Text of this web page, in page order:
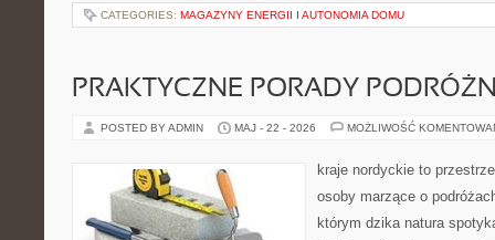
CATEGORIES: MAGAZYNY ENERGII I AUTONOMIA DOMU
PRAKTYCZNE PORADY
POSTED BY ADMIN MAJ - 22 - 2026 MOŻLIWOŚĆ
kraje nordyckie to
osoby marzące o
którym dzika natura